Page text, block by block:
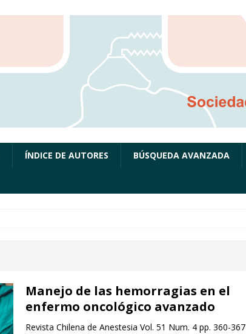
ÍNDICE DE AUTORES BÚSQUEDA AVANZADA
Manejo de las hemorragias en el
enfermo oncológico avanzado
Revista Chilena de Anestesia Vol. 51 Num. 4 pp. 360-367